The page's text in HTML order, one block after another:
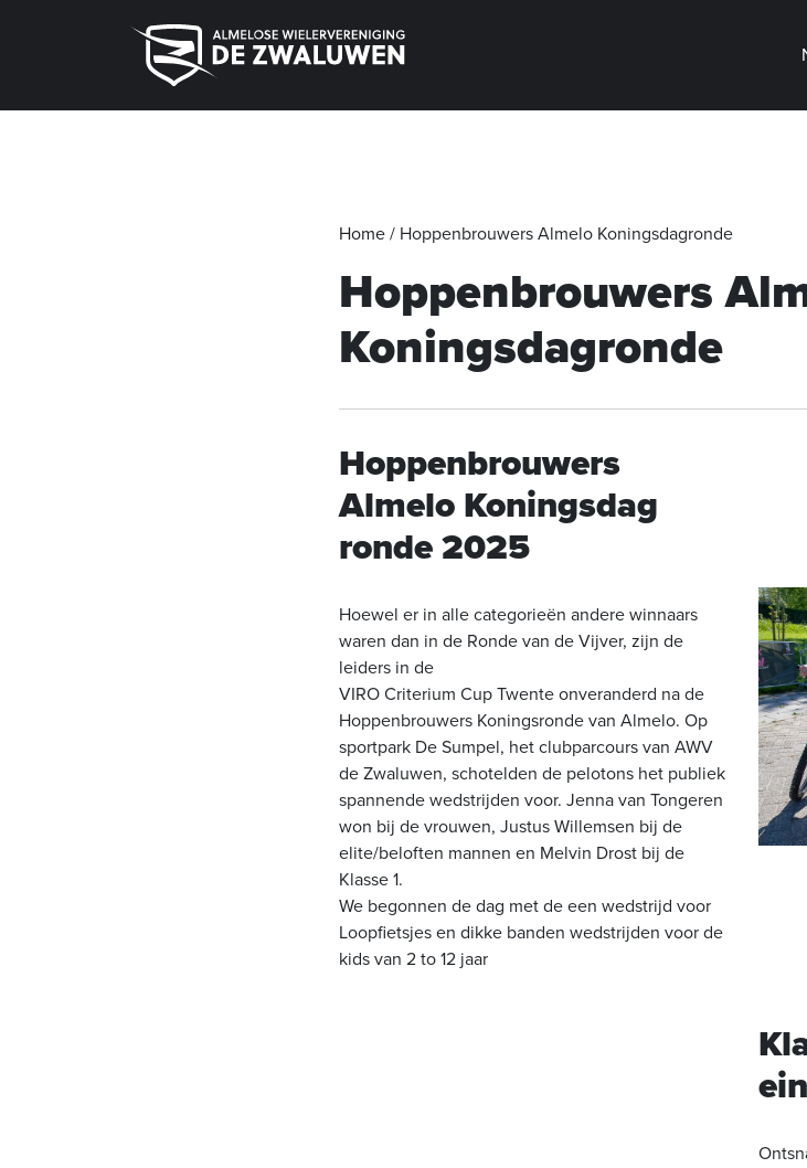
Home / Hoppenbrouwers Almelo Koningsdagronde
Hoppenbrouwers
Koningsdagronde
Hoppenbrouwers
Almelo Koningsdag
ronde 2025
Hoewel er in alle categorieën andere winnaars
waren dan in de Ronde van de Vijver, zijn de
leiders in de
VIRO Criterium Cup Twente onveranderd na de
Hoppenbrouwers Koningsronde van Almelo. Op
sportpark De Sumpel, het clubparcours van AWV
de Zwaluwen, schotelden de pelotons het publiek
spannende wedstrijden voor. Jenna van Tongeren
won bij de vrouwen, Justus Willemsen bij de
elite/beloften mannen en Melvin Drost bij de
Klasse 1.
We begonnen de dag met de een wedstrijd voor
Loopfietsjes en dikke banden wedstrijden voor de
kids van 2 to 12 jaar